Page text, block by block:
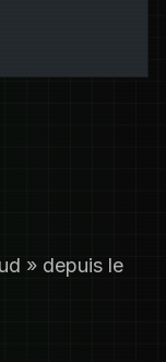
» depuis le